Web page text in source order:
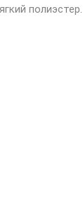
полиэстер.